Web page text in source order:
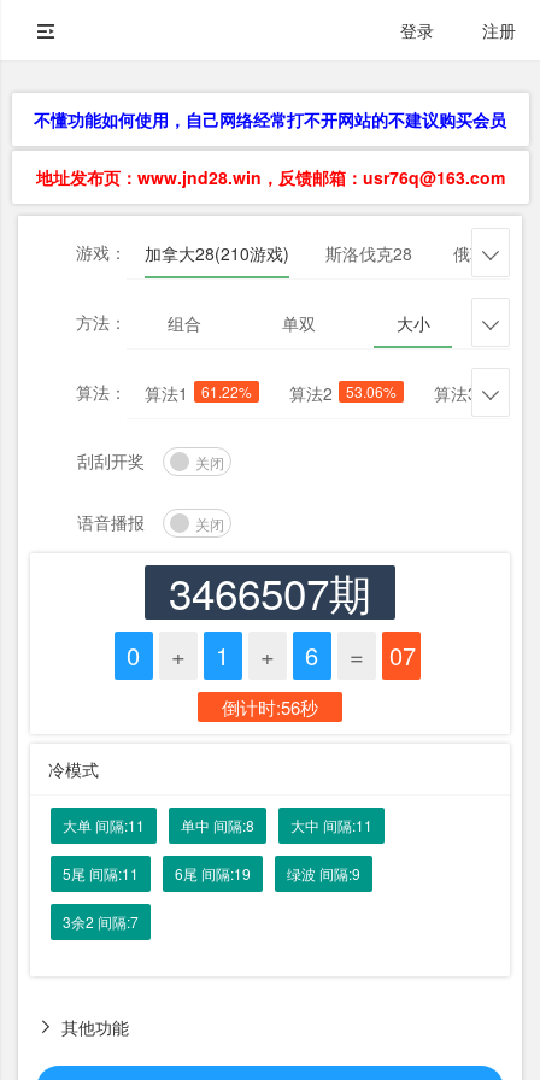
登录 注册
不懂功能如何使用，自己网络经常打不开网站的不建议购买会员
地址发布页：www.jnd28.win，反馈邮箱：usr76q@163.com
游戏： 加拿大28(210游戏) 斯洛伐克28 俄勒冈28

方法： 组合 单双 大小 
算法： 算法1 61.22% 算法2 53.06% 算法3 51.02%

刮刮开奖 关闭
语音播报 关闭
3466507期
0 + 1 + 6 = 07
倒计时:56秒
冷模式
大单 间隔:11 单中 间隔:8 大中 间隔:11
5尾 间隔:11 6尾 间隔:19 绿波 间隔:9
3余2 间隔:7
其他功能
